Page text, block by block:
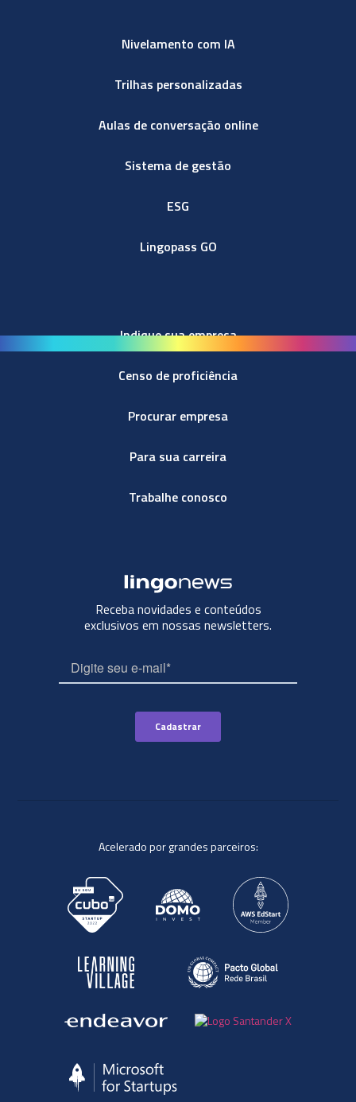
Nivelamento com IA
Trilhas personalizadas
Aulas de conversação online
Sistema de gestão
ESG
Lingopass GO
Indique sua empresa
Censo de proficiência
Procurar empresa
Para sua carreira
Trabalhe conosco
Receba novidades e conteúdos
exclusivos em nossas newsletters.
Acelerado por grandes parceiros: